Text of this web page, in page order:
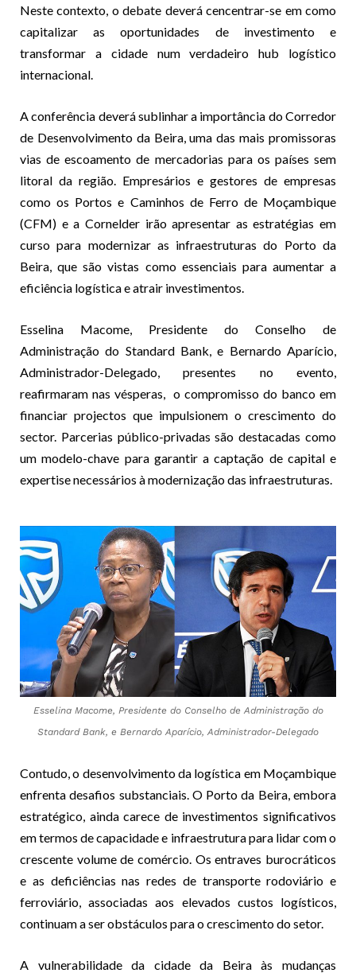
Neste contexto, o debate deverá cencentrar-se em como
capitalizar as oportunidades de investimento e
transformar a cidade num verdadeiro hub logístico
internacional.
A conferência deverá sublinhar a importância do Corredor
de Desenvolvimento da Beira, uma das mais promissoras
vias de escoamento de mercadorias para os países sem
litoral da região. Empresários e gestores de empresas
como os Portos e Caminhos de Ferro de Moçambique
(CFM) e a Cornelder irão apresentar as estratégias em
curso para modernizar as infraestruturas do Porto da
Beira, que são vistas como essenciais para aumentar a
eficiência logística e atrair investimentos.
Esselina Macome, Presidente do Conselho de
Administração do Standard Bank, e Bernardo Aparício,
Administrador-Delegado, presentes no evento,
reafirmaram nas vésperas, o compromisso do banco em
financiar projectos que impulsionem o crescimento do
sector. Parcerias público-privadas são destacadas como
um modelo-chave para garantir a captação de capital e
expertise necessários à modernização das infraestruturas.
Esselina Macome, Presidente do Conselho de Administração do
Standard Bank, e Bernardo Aparício, Administrador-Delegado
Contudo, o desenvolvimento da logística em Moçambique
enfrenta desafios substanciais. O Porto da Beira, embora
estratégico, ainda carece de investimentos significativos
em termos de capacidade e infraestrutura para lidar com o
crescente volume de comércio. Os entraves burocráticos
e as deficiências nas redes de transporte rodoviário e
ferroviário, associadas aos elevados custos logísticos,
continuam a ser obstáculos para o crescimento do setor.
A vulnerabilidade da cidade da Beira às mudanças